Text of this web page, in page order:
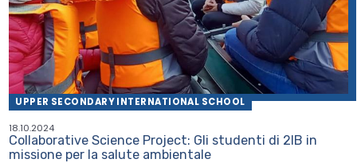
UPPER SECONDARY INTERNATIONAL SCHOOL
18.10.2024
Collaborative Science Project: Gli studenti di 2IB in
missione per la salute ambientale